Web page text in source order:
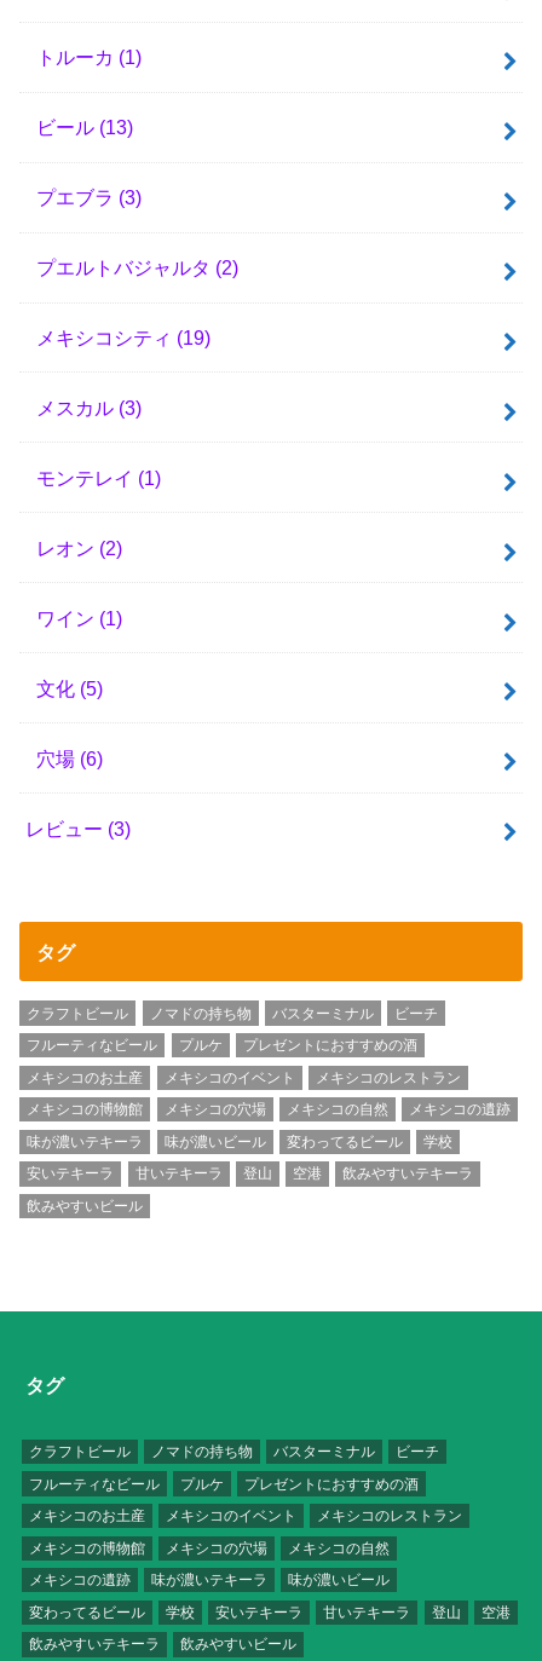
トルーカ (1)
ビール (13)
プエブラ (3)
プエルトバジャルタ (2)
メキシコシティ (19)
メスカル (3)
モンテレイ (1)
レオン (2)
ワイン (1)
文化 (5)
穴場 (6)
レビュー (3)
タグ
クラフトビール ノマドの持ち物 バスターミナル
ビーチ
フルーティなビール
プルケ
プレゼントにおすすめの酒
メキシコのお土産
メキシコのイベント
メキシコのレストラン
メキシコの博物館
メキシコの穴場 メキシコの自然
メキシコの遺跡
味が濃いテキーラ
味が濃いビール 変わってるビール
学校
安いテキーラ
甘いテキーラ 登山 空港
飲みやすいテキーラ
飲みやすいビール
タグ
クラフトビール ノマドの持ち物 バスターミナル
ビーチ
フルーティなビール
プルケ
プレゼントにおすすめの酒
メキシコのお土産
メキシコのイベント
メキシコのレストラン
メキシコの博物館
メキシコの穴場
メキシコの自然
メキシコの遺跡
味が濃いテキーラ
味が濃いビール
変わってるビール
学校 安いテキーラ 甘いテキーラ 登山
空港
飲みやすいテキーラ
飲みやすいビール